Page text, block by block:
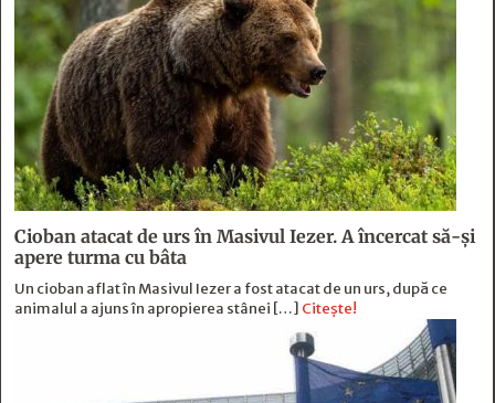
Cioban atacat de urs în Masivul Iezer. A încercat să-și
apere turma cu bâta
Un cioban aflat în Masivul Iezer a fost atacat de un urs, după ce
animalul a ajuns în apropierea stânei […] Citește!